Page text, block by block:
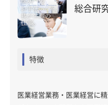
総合研
特徴
医業経営業務・医業経営に